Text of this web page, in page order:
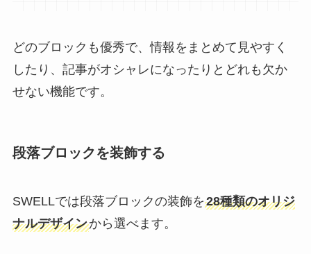
どのブロックも優秀で、情報をまとめて見やすく
したり、記事がオシャレになったりとどれも欠か
せない機能です。
段落ブロックを装飾する
SWELLでは段落ブロックの装飾を28種類のオリジ
ナルデザインから選べます。